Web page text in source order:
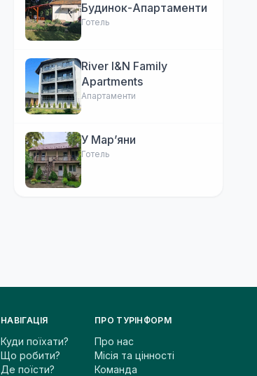
Будинок-Апартаменти
Готель
River I&N Family
Apartments
Апартаменти
У Марʼяни
Готель
НАВІГАЦІЯ
Куди поїхати?
Що робити?
Де поїсти?
ПРО ТУРІНФОРМ
Про нас
Місія та цінності
Команда